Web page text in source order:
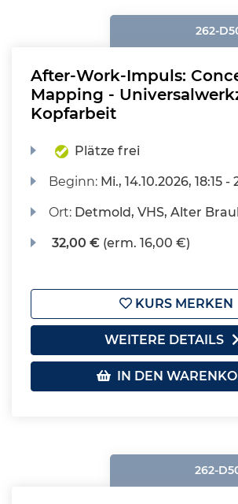
262-
After-Work-Impuls:
Mapping -
Kopfarbeit
Plätze frei
Beginn: Mi., 14.10.2026, 18:15
Ort: Detmold, VHS, Alter
32,00 € (erm. 16,00 €)
KURS MERKEN
WEITERE DETAILS
IN DEN
262-